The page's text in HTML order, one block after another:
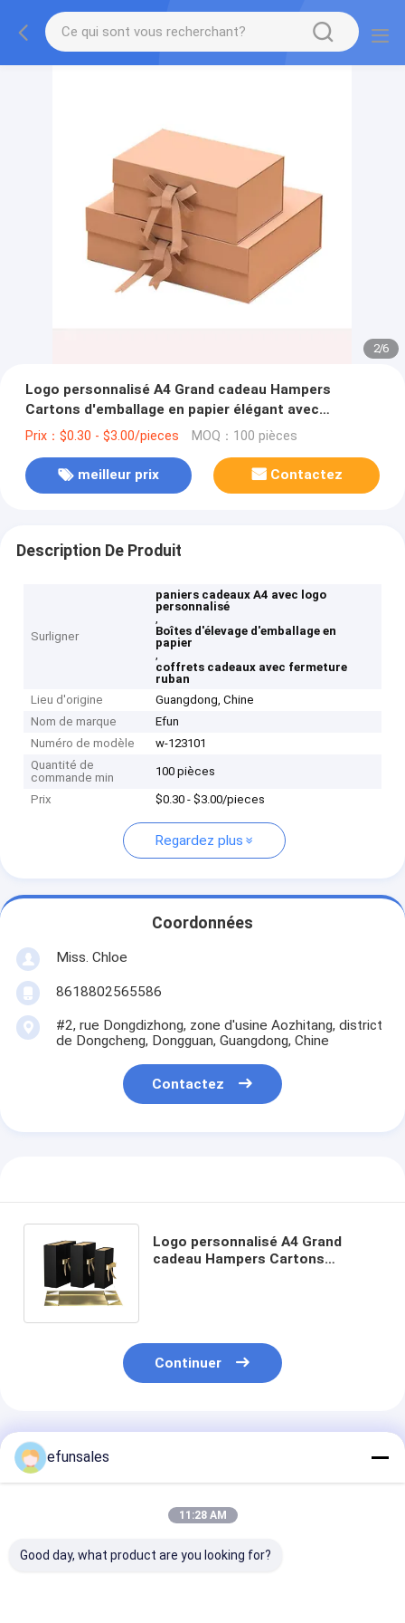
2/6
Logo personnalisé A4 Grand cadeau Hampers
Cartons d'emballage en papier élégant avec
fermeture à ruban
Prix：$0.30 - $3.00/pieces MOQ：100 pièces
meilleur prix Contactez
Description De Produit
Surligner
paniers cadeaux A4 avec logo
personnalisé
,
Boîtes d'élevage d'emballage en
papier
,
coffrets cadeaux avec fermeture
ruban
Lieu d'origine
Guangdong, Chine
Nom de marque
Efun
Numéro de modèle
w-123101
Quantité de
commande min
100 pièces
Prix $0.30 - $3.00/pieces
Regardez plus
Coordonnées
Miss. Chloe
8618802565586
#2, rue Dongdizhong, zone d'usine Aozhitang, district
de Dongcheng, Dongguan, Guangdong, Chine
Contactez
Logo personnalisé A4 Grand
cadeau Hampers Cartons
Continuer
Produits Recommandés
efunsales
11:28 AM
Good day, what product are you looking for?